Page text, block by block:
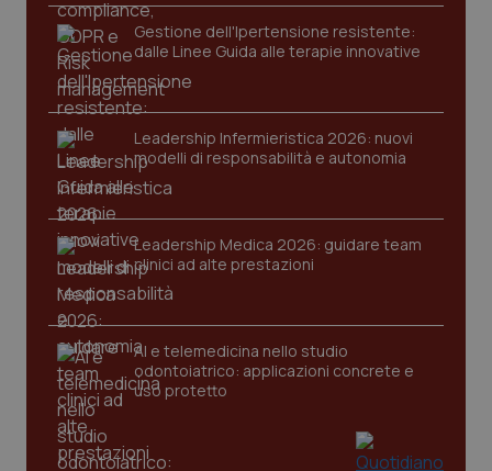
Gestione dell'Ipertensione resistente:
dalle Linee Guida alle terapie innovative
Leadership Infermieristica 2026: nuovi
modelli di responsabilità e autonomia
Leadership Medica 2026: guidare team
clinici ad alte prestazioni
AI e telemedicina nello studio
odontoiatrico: applicazioni concrete e
uso protetto
CookieScriptConsent